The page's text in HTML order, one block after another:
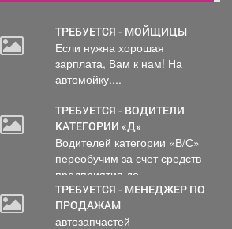
ТРЕБУЕТСЯ - МОЙЩИЦЫ
Если нужна хорошая
зарплата, Вам к нам! На
автомойку....
ТРЕБУЕТСЯ - ВОДИТЕЛИ
КАТЕГОРИИ «Д»
Водителей категории «В/С»
переобучим за счет средств
предприятия до...
ТРЕБУЕТСЯ - МЕНЕДЖЕР ПО
ПРОДАЖАМ
автозапчастей